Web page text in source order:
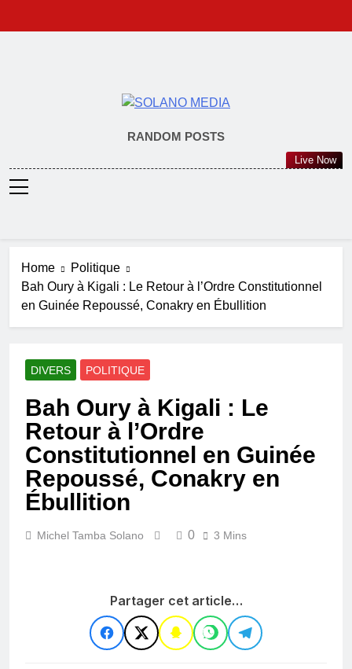
SOLANO
MEDIA
RANDOM POSTS
Live Now
Home
Politique
Bah Oury à Kigali : Le Retour à l’Ordre Constitutionnel
en Guinée Repoussé, Conakry en Ébullition
DIVERS POLITIQUE
Bah Oury à Kigali : Le
Retour à l’Ordre
Constitutionnel en Guinée
Repoussé, Conakry en
Ébullition
Michel Tamba Solano 0 3 Mins
Partager cet article…